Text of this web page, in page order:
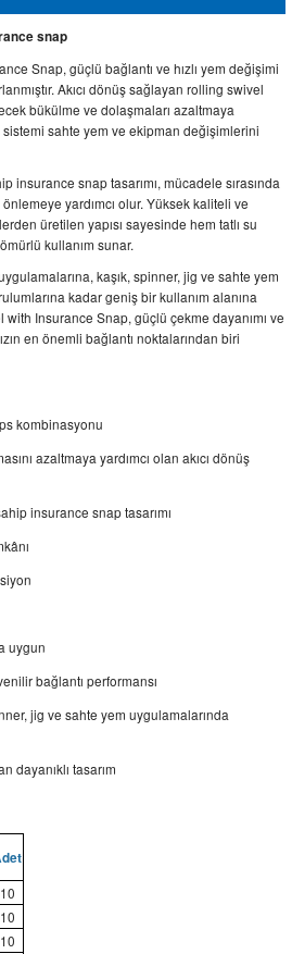
snap
Snap, güçlü bağlantı ve hızlı yem değişimi
Akıcı dönüş sağlayan rolling swivel
bükülme ve dolaşmaları azaltmaya
sistemi sahte yem ve ekipman değişimlerini
insurance snap tasarımı, mücadele sırasında
önlemeye yardımcı olur. Yüksek kaliteli ve
üretilen yapısı sayesinde hem tatlı su
kullanım sunar.
kaşık, spinner, jig ve sahte yem
kadar geniş bir kullanım alanına
Insurance Snap, güçlü çekme dayanımı ve
en önemli bağlantı noktalarından biri
kombinasyonu
azaltmaya yardımcı olan akıcı dönüş
insurance snap tasarımı
uygun
bağlantı performansı
jig ve sahte yem uygulamalarında
dayanıklı tasarım
10
10
10